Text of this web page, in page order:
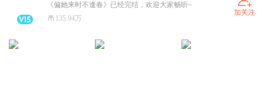
《偏她来时不逢春》已经完结，欢迎大家畅听~
135.94万
加关注